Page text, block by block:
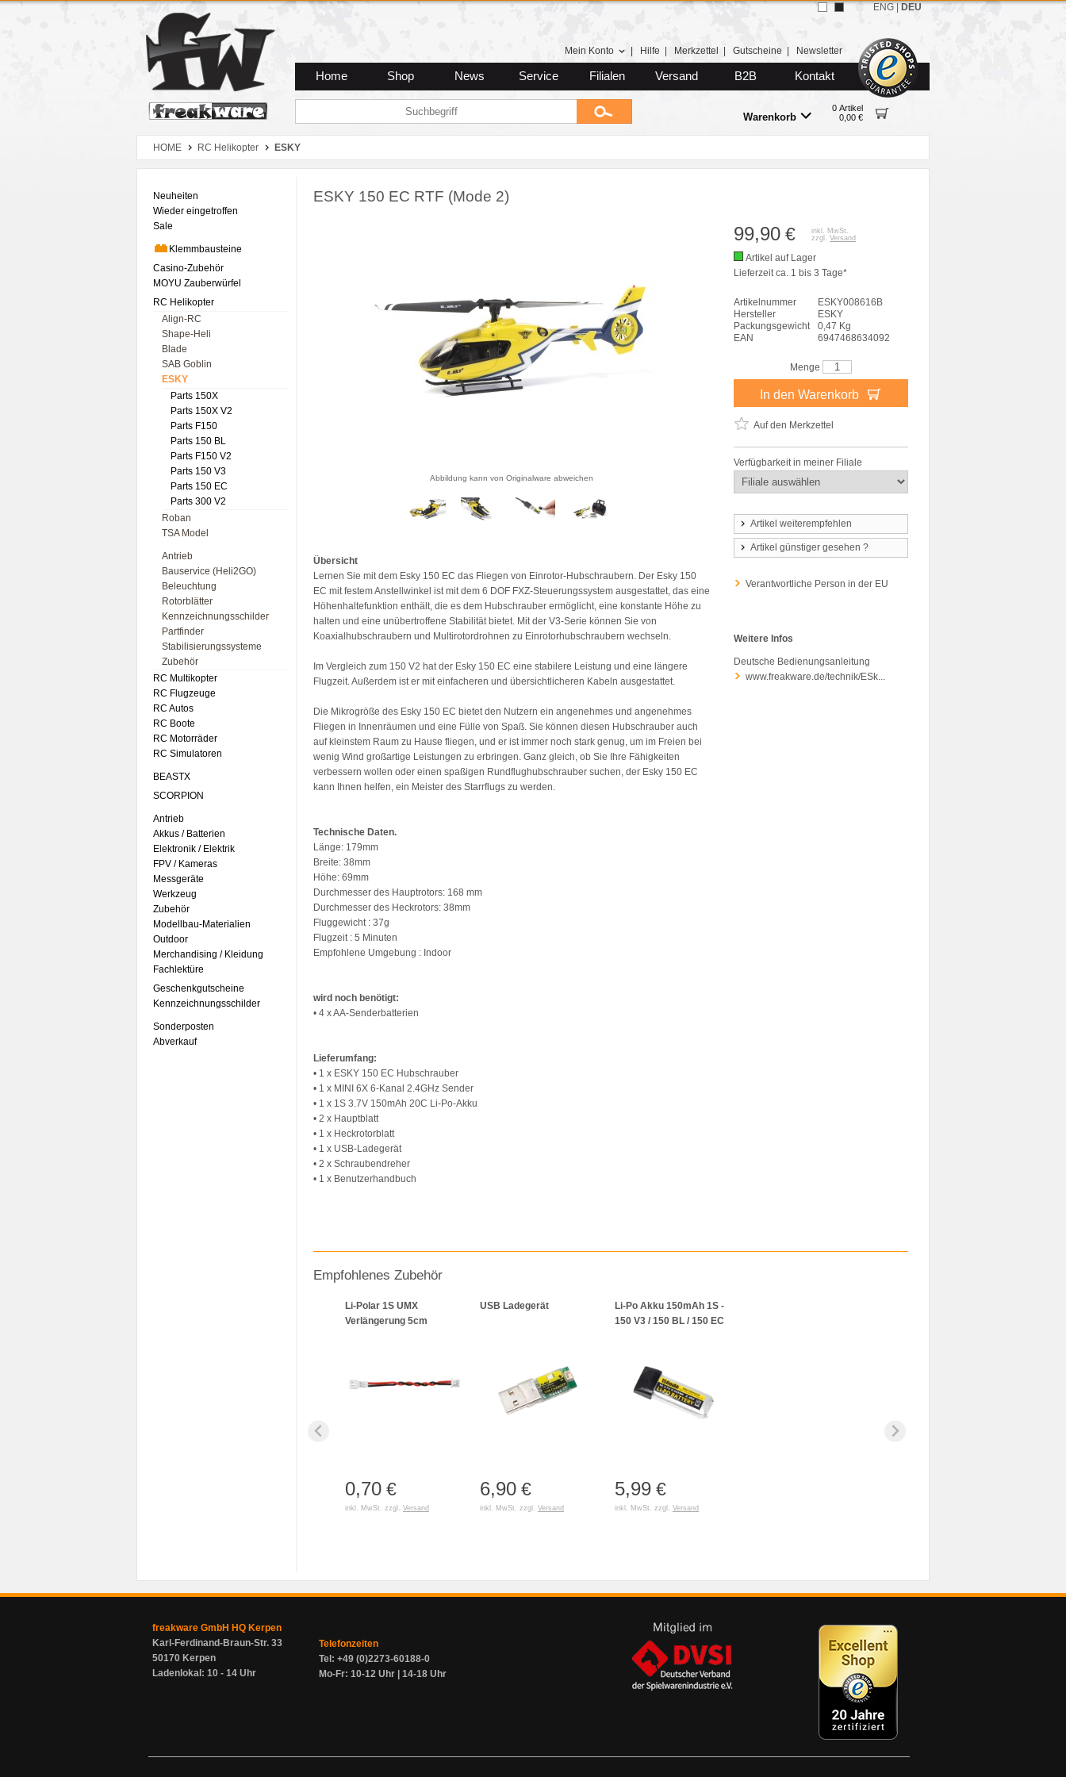
Zum Hauptmenue
Zum Seiteninhalt
Zum Warenkob
Mein Konto Hilfe Merkzettel Gutscheine Newsletter
Home Shop News Service Filialen Versand B2B Kontakt
Warenkorb
0 Artikel
0,00 €
ENG DEU
HOME RC Helikopter ESKY
Neuheiten
Wieder eingetroffen
Sale
Klemmbausteine
Casino-Zubehör
MOYU Zauberwürfel
RC Helikopter
Align-RC
Shape-Heli
Blade
SAB Goblin
ESKY
Parts 150X
Parts 150X V2
Parts F150
Parts 150 BL
Parts F150 V2
Parts 150 V3
Parts 150 EC
Parts 300 V2
Roban
TSA Model
Antrieb
Bauservice (Heli2GO)
Beleuchtung
Rotorblätter
Kennzeichnungsschilder
Partfinder
Stabilisierungssysteme
Zubehör
RC Multikopter
RC Flugzeuge
RC Autos
RC Boote
RC Motorräder
RC Simulatoren
BEASTX
SCORPION
Antrieb
Akkus / Batterien
Elektronik / Elektrik
FPV / Kameras
Messgeräte
Werkzeug
Zubehör
Modellbau-Materialien
Outdoor
Merchandising / Kleidung
Fachlektüre
Geschenkgutscheine
Kennzeichnungsschilder
Sonderposten
Abverkauf
ESKY 150 EC RTF (Mode 2)
Abbildung kann von Originalware abweichen
Übersicht
Lernen Sie mit dem Esky 150 EC das Fliegen von Einrotor-Hubschraubern. Der Esky 150
EC mit festem Anstellwinkel ist mit dem 6 DOF FXZ-Steuerungssystem ausgestattet, das eine
Höhenhaltefunktion enthält, die es dem Hubschrauber ermöglicht, eine konstante Höhe zu
halten und eine unübertroffene Stabilität bietet. Mit der V3-Serie können Sie von
Koaxialhubschraubern und Multirotordrohnen zu Einrotorhubschraubern wechseln.
Im Vergleich zum 150 V2 hat der Esky 150 EC eine stabilere Leistung und eine längere
Flugzeit. Außerdem ist er mit einfacheren und übersichtlicheren Kabeln ausgestattet.
Die Mikrogröße des Esky 150 EC bietet den Nutzern ein angenehmes und angenehmes
Fliegen in Innenräumen und eine Fülle von Spaß. Sie können diesen Hubschrauber auch
auf kleinstem Raum zu Hause fliegen, und er ist immer noch stark genug, um im Freien bei
wenig Wind großartige Leistungen zu erbringen. Ganz gleich, ob Sie Ihre Fähigkeiten
verbessern wollen oder einen spaßigen Rundflughubschrauber suchen, der Esky 150 EC
kann Ihnen helfen, ein Meister des Starrflugs zu werden.
Technische Daten.
Länge: 179mm
Breite: 38mm
Höhe: 69mm
Durchmesser des Hauptrotors: 168 mm
Durchmesser des Heckrotors: 38mm
Fluggewicht : 37g
Flugzeit : 5 Minuten
Empfohlene Umgebung : Indoor
wird noch benötigt:
• 4 x AA-Senderbatterien
Lieferumfang:
• 1 x ESKY 150 EC Hubschrauber
• 1 x MINI 6X 6-Kanal 2.4GHz Sender
• 1 x 1S 3.7V 150mAh 20C Li-Po-Akku
• 2 x Hauptblatt
• 1 x Heckrotorblatt
• 1 x USB-Ladegerät
• 2 x Schraubendreher
• 1 x Benutzerhandbuch
99,90 €
inkl. MwSt.
zzgl. Versand
Artikel auf Lager
Lieferzeit ca. 1 bis 3 Tage*
Artikelnummer
ESKY008616B
Hersteller
ESKY
Packungsgewicht
0,47 Kg
EAN
6947468634092
Menge
In den Warenkorb
Auf den Merkzettel
Verfügbarkeit in meiner Filiale
Artikel weiterempfehlen
Artikel günstiger gesehen ?
Verantwortliche Person in der EU
Weitere Infos
Deutsche Bedienungsanleitung
www.freakware.de/technik/ESk...
Empfohlenes Zubehör
Li-Polar 1S UMX
Verlängerung 5cm
0,70 €
inkl. MwSt. zzgl. Versand
USB Ladegerät
6,90 €
inkl. MwSt. zzgl. Versand
Li-Po Akku 150mAh 1S -
150 V3 / 150 BL / 150 EC
5,99 €
inkl. MwSt. zzgl. Versand
freakware GmbH HQ Kerpen
Karl-Ferdinand-Braun-Str. 33
50170 Kerpen
Ladenlokal: 10 - 14 Uhr
Telefonzeiten
Tel: +49 (0)2273-60188-0
Mo-Fr: 10-12 Uhr | 14-18 Uhr